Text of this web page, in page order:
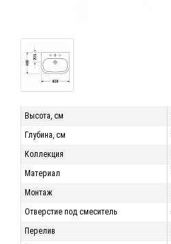
Высота, см
Глубина, см
Коллекция
Материал
Монтаж
Отверстие под смеситель
Перелив